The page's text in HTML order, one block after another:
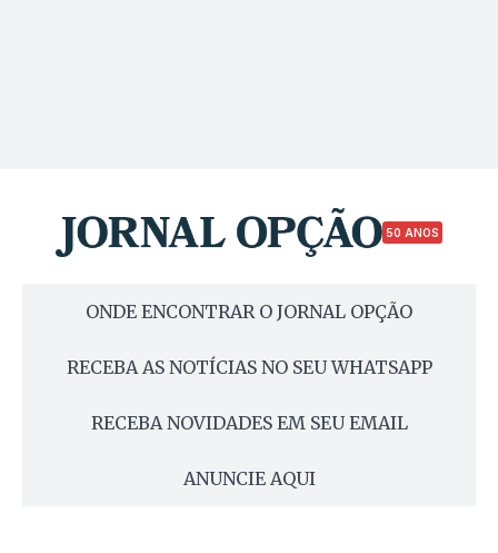
50 ANOS
ONDE ENCONTRAR O JORNAL OPÇÃO
RECEBA AS NOTÍCIAS NO SEU WHATSAPP
RECEBA NOVIDADES EM SEU EMAIL
ANUNCIE AQUI